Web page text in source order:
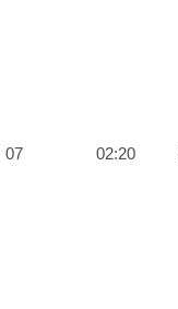
07 02:20